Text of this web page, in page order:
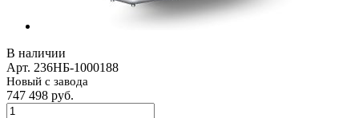
В наличии
Арт. 236НБ-1000188
Новый с завода
747 498 руб.